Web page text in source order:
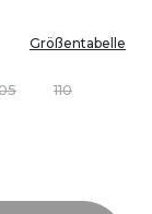
Größentabelle
110